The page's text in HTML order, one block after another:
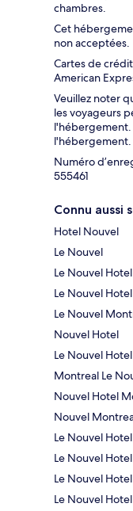
chambres.
Cet
non acceptées.
Cartes de
American
Veuillez noter
les voyageurs
l'hébergement.
l'hébergement.
Numéro
555461
Connu aussi
Hotel Nouvel
Le Nouvel
Le Nouvel Hotel
Le Nouvel
Le Nouvel
Nouvel Hotel
Le Nouvel
Montreal Le
Nouvel Hotel
Nouvel
Le Nouvel
Le Nouvel
Le Nouvel
Le Nouvel